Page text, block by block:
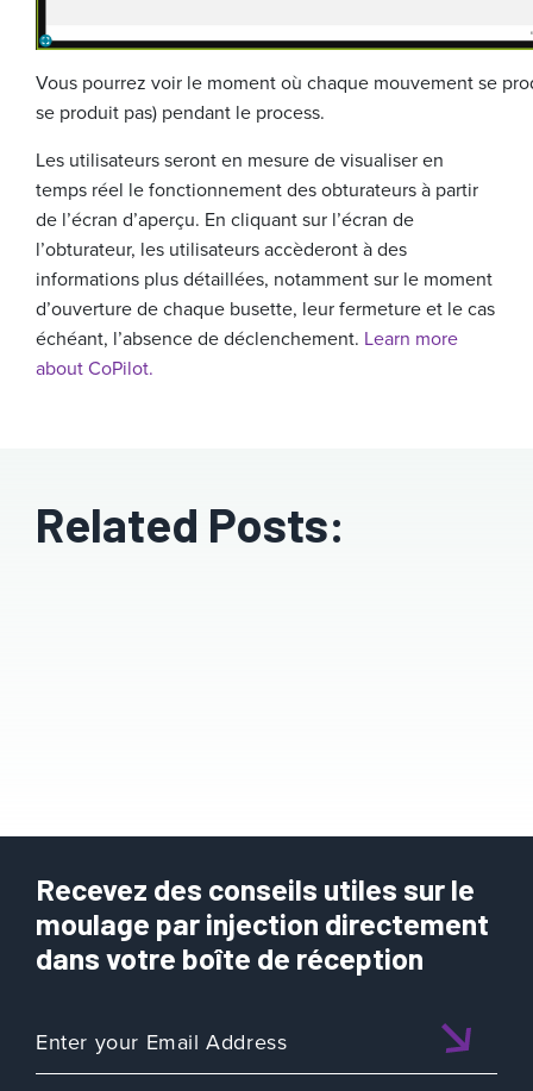
Vous pourrez voir le moment où chaque mouvement se
se produit pas) pendant le process.
Les utilisateurs seront en mesure de visualiser en
temps réel le fonctionnement des obturateurs à partir
de l’écran d’aperçu. En cliquant sur l’écran de
l’obturateur, les utilisateurs accèderont à des
informations plus détaillées, notamment sur le moment
d’ouverture de chaque busette, leur fermeture et le cas
échéant, l’absence de déclenchement. Learn more
about CoPilot.
Related Posts:
Recevez des conseils utiles sur le
moulage par injection directement
dans votre boîte de réception